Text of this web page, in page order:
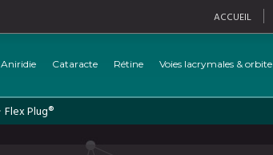
ACCUEIL
Aniridie Cataracte Rétine Voies lacrymales & orbite
Flex Plug®